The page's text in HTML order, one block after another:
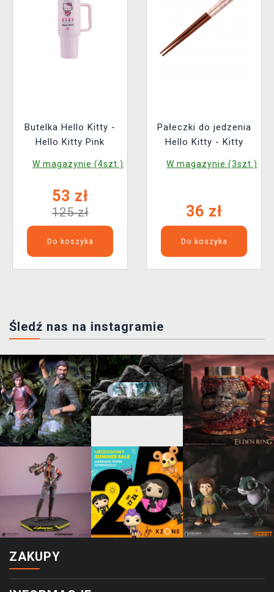
Butelka Hello Kitty -
Hello Kitty Pink
W magazynie (4szt.)
53 zł
125 zł
Do koszyka
Pałeczki do jedzenia
Hello Kitty - Kitty
W magazynie (3szt.)
36 zł
Do koszyka
Śledź nas na instagramie
ZAKUPY